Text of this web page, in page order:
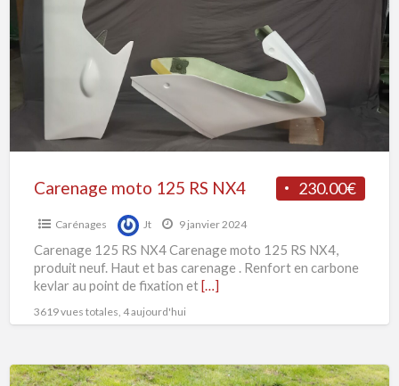
RS
230.00€
Carenage moto 125 RS NX4
Carénages Jt 9 janvier 2024
Carenage 125 RS NX4 Carenage moto 125 RS NX4,
produit neuf. Haut et bas carenage . Renfort en carbone
kevlar au point de fixation et[…]
3619 vues totales, 4 aujourd'hui
Coque